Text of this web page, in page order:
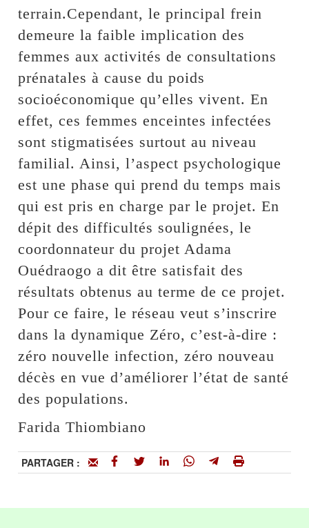
terrain.Cependant, le principal frein
demeure la faible implication des
femmes aux activités de consultations
prénatales à cause du poids
socioéconomique qu’elles vivent. En
effet, ces femmes enceintes infectées
sont stigmatisées surtout au niveau
familial. Ainsi, l’aspect psychologique
est une phase qui prend du temps mais
qui est pris en charge par le projet. En
dépit des difficultés soulignées, le
coordonnateur du projet Adama
Ouédraogo a dit être satisfait des
résultats obtenus au terme de ce projet.
Pour ce faire, le réseau veut s’inscrire
dans la dynamique Zéro, c’est-à-dire :
zéro nouvelle infection, zéro nouveau
décès en vue d’améliorer l’état de santé
des populations.
Farida Thiombiano
PARTAGER :